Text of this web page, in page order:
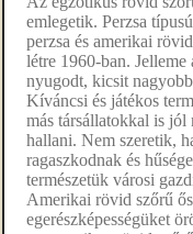
emlegetik. Perzsa
perzsa és amerikai
létre 1960-ban. Jelleme
nyugodt, kicsit
Kíváncsi és játékos
más társállatokkal is jól
hallani. Nem szeretik,
ragaszkodnak és
természetük városi
Amerikai rövid szőrű
egerészképességüket